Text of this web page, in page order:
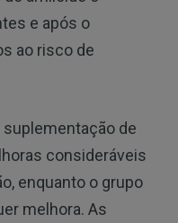
e após o
ao risco de
de
consideráveis
enquanto o grupo
melhora. As